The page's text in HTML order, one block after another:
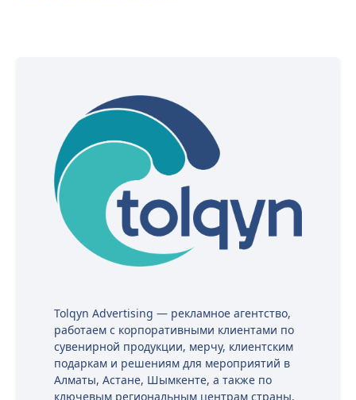
Tolqyn Advertising — рекламное агентство,
работаем с корпоративными клиентами по
сувенирной продукции, мерчу, клиентским
подаркам и решениям для мероприятий в
Алматы, Астане, Шымкенте, а также по
ключевым региональным центрам страны,